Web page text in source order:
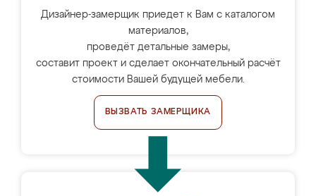
Дизайнер-замерщик приедет к Вам с каталогом
материалов,
проведёт детальные замеры,
составит проект и сделает окончательный расчёт
стоимости Вашей будущей мебели.
ВЫЗВАТЬ ЗАМЕРЩИКА